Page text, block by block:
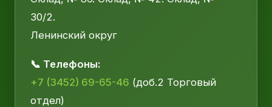
30/2.
Ленинский округ
📞 Телефоны:
+7 (3452) 69-65-46 (доб.2 Торговый
отдел)